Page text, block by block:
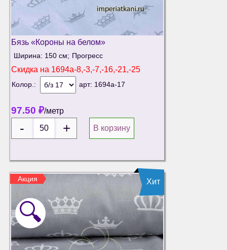
Бязь «Короны на белом»
Ширина: 150 см; Прогресс
Скидка на 1694а-8,-3,-7,-16,-21,-25
Колор.: арт: 1694а-17
97.50 ₽/метр
В корзину
Хит
Акция
🔍